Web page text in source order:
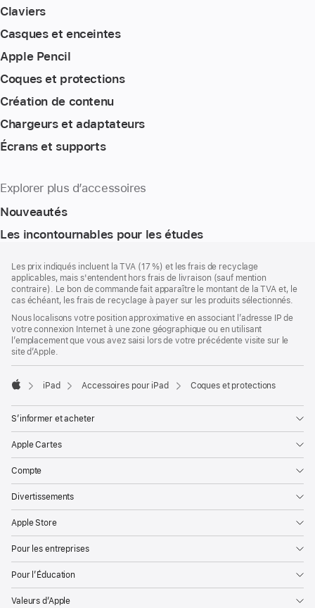
Claviers
Casques et enceintes
Apple Pencil
Coques et protections
Création de contenu
Chargeurs et adaptateurs
Écrans et supports
Explorer plus d’accessoires
Nouveautés
Les incontournables pour les études
de
page
de
bas
de
Les prix indiqués incluent la TVA (17 %) et les frais de recyclage
applicables, mais s'entendent hors frais de livraison (sauf mention
contraire). Le bon de commande fait apparaître le montant de la TVA et, le
cas échéant, les frais de recyclage à payer sur les produits sélectionnés.
Nous localisons votre position approximative en associant l’adresse IP de
votre connexion Internet à une zone géographique ou en utilisant
l’emplacement que vous avez saisi lors de votre précédente visite sur le
site d’Apple.
iPad Accessoires pour iPad Coques et protections
S’informer et acheter
Apple Cartes
Compte
Divertissements
Apple Store
Pour les entreprises
Pour l’Éducation
Valeurs d’Apple